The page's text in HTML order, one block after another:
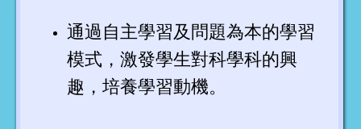
通過自主學習及問題為本的學習
模式，激發學生對科學科的興
趣，培養學習動機。